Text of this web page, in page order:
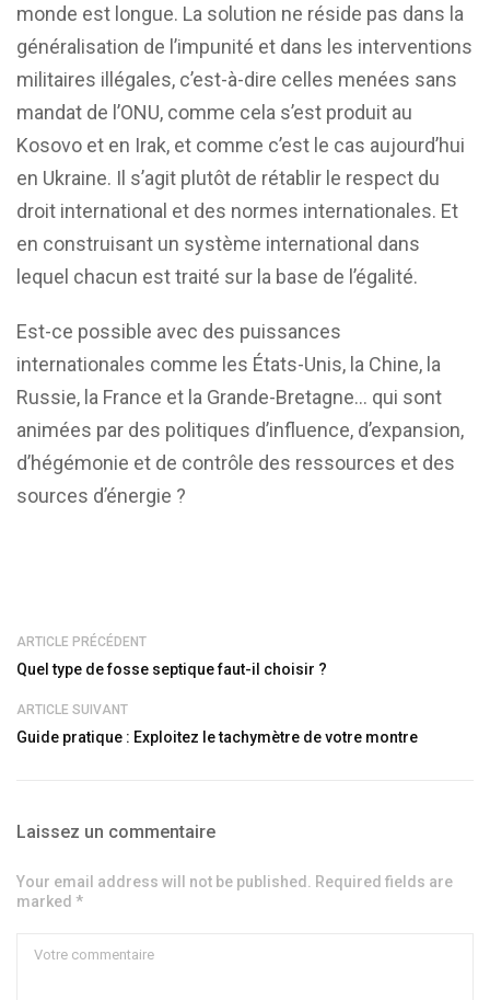
monde est longue. La solution ne réside pas dans la
généralisation de l’impunité et dans les interventions
militaires illégales, c’est-à-dire celles menées sans
mandat de l’ONU, comme cela s’est produit au
Kosovo et en Irak, et comme c’est le cas aujourd’hui
en Ukraine. Il s’agit plutôt de rétablir le respect du
droit international et des normes internationales. Et
en construisant un système international dans
lequel chacun est traité sur la base de l’égalité.
Est-ce possible avec des puissances
internationales comme les États-Unis, la Chine, la
Russie, la France et la Grande-Bretagne… qui sont
animées par des politiques d’influence, d’expansion,
d’hégémonie et de contrôle des ressources et des
sources d’énergie ?
ARTICLE PRÉCÉDENT
Quel type de fosse septique faut-il choisir ?
ARTICLE SUIVANT
Guide pratique : Exploitez le tachymètre de votre montre
Laissez un commentaire
Your email address will not be published. Required fields are
marked *